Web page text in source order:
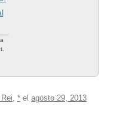
, * el agosto 29, 2013